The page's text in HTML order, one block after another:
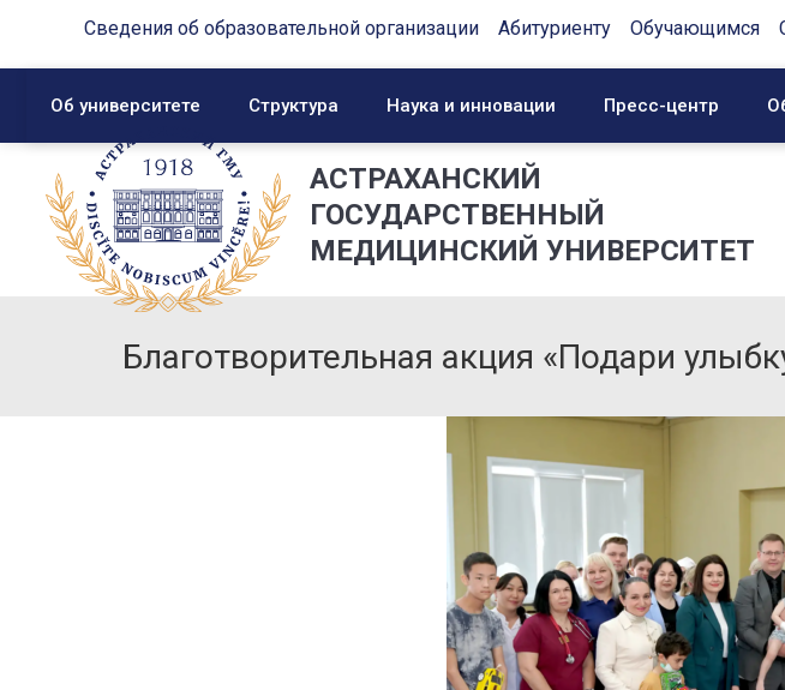
Сведения об образовательной организации Абитуриенту Обучающимся
Об университете Структура Наука и инновации Пресс-центр
АСТРАХАНСКИЙ
ГОСУДАРСТВЕННЫЙ
МЕДИЦИНСКИЙ УНИВЕРСИТЕТ
Благотворительная акция «Подари